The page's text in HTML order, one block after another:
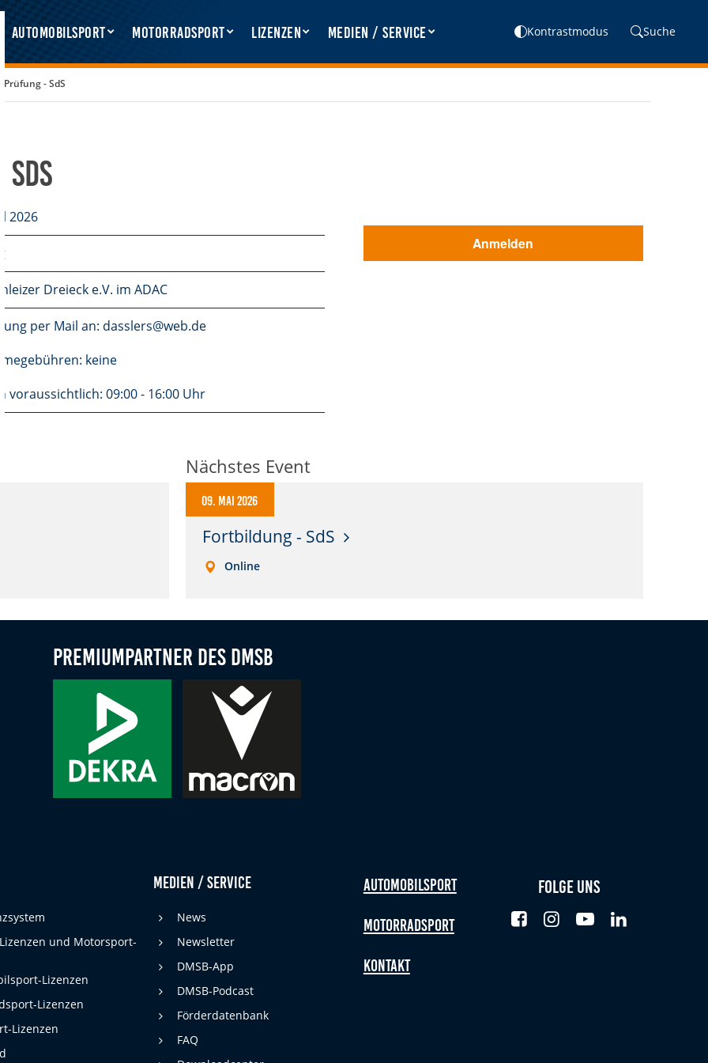
Automobilsport Motorradsport Lizenzen Medien / Service Kontrastmodus Suche
- SdS
2026
Dreieck e.V. im ADAC
per Mail an: dasslers@web.de
keine
voraussichtlich: 09:00 - 16:00 Uhr
Anmelden
Nächstes Event
09. Mai 2026
Fortbildung - SdS
Online
Premiumpartner des DMSB
und Motorsport-
Lizenzen
Lizenzen
Lizenzen
Medien / Service
News
Newsletter
DMSB-App
DMSB-Podcast
Förderdatenbank
FAQ
Automobilsport
Motorradsport
Kontakt
Folge uns